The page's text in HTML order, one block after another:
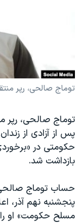
علم و فناوری
آرشیو پخش زنده
انتخابات ریاست
حمله جمهوری
رمز مهسا
مجموعه مستندهای
تریبونال مردمی آبان ۹۸
دادگاه حمید نوری
قانون شفافیت
اعتراضات مردمی آبان ۹۸
زبانهای مختلف
توماج صالحی، رپر
توماج صالحی، رپر
پس از آزادی از
حکومتی در
بازداشت شد.
حساب توماج
پنجشنبه نهم آذر،
مسلح حکومت» او را